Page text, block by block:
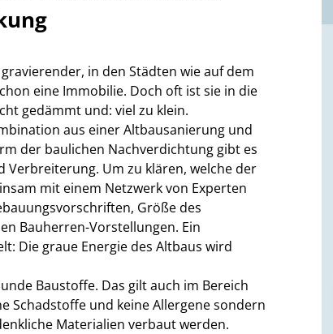
in den Städten wie auf dem
eine Immobilie. Doch oft ist sie in die
gedämmt und: viel zu klein.
aus einer Altbausanierung und
der baulichen Nachverdichtung gibt es
Verbreiterung. Um zu klären, welche der
mit einem Netzwerk von Experten
Größe des
Bauherren-Vorstellungen. Ein
Die graue Energie des Altbaus wird
Baustoffe. Das gilt auch im Bereich
Schadstoffe und keine Allergene sondern
Materialien verbaut werden.